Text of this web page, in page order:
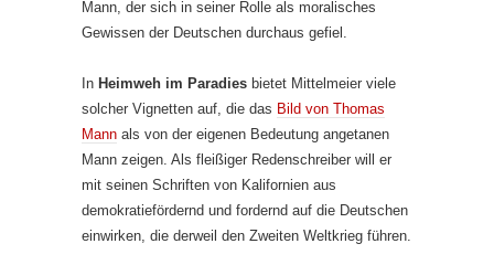
Mann, der sich in seiner Rolle als moralisches
Gewissen der Deutschen durchaus gefiel.
In Heimweh im Paradies bietet Mittelmeier viele
solcher Vignetten auf, die das Bild von Thomas
Mann als von der eigenen Bedeutung angetanen
Mann zeigen. Als fleißiger Redenschreiber will er
mit seinen Schriften von Kalifornien aus
demokratiefördernd und fordernd auf die Deutschen
einwirken, die derweil den Zweiten Weltkrieg führen.